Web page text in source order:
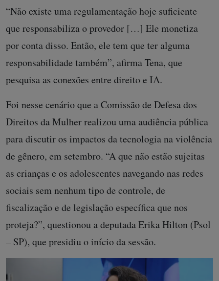
“Não existe uma regulamentação hoje suficiente
que responsabiliza o provedor […] Ele monetiza
por conta disso. Então, ele tem que ter alguma
responsabilidade também”, afirma Tena, que
pesquisa as conexões entre direito e IA.
Foi nesse cenário que a Comissão de Defesa dos
Direitos da Mulher realizou uma audiência pública
para discutir os impactos da tecnologia na violência
de gênero, em setembro. “A que não estão sujeitas
as crianças e os adolescentes navegando nas redes
sociais sem nenhum tipo de controle, de
fiscalização e de legislação específica que nos
proteja?”, questionou a deputada Erika Hilton (Psol
– SP), que presidiu o início da sessão.